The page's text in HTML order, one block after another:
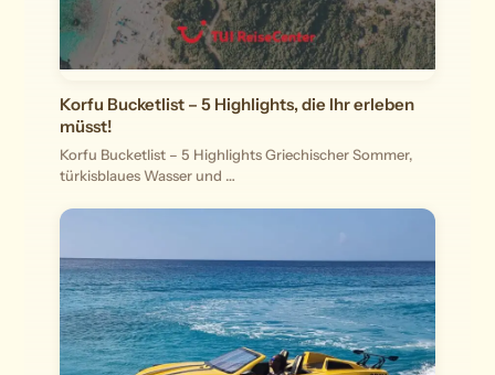
Korfu Bucketlist – 5 Highlights, die Ihr erleben
müsst!
Korfu Bucketlist – 5 Highlights Griechischer Sommer,
türkisblaues Wasser und …